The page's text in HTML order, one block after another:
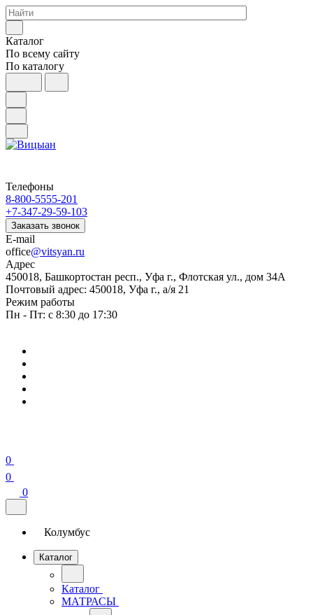
Каталог
По всему сайту
По каталогу
Телефоны
8-800-5555-201
+7-347-29-59-103
Заказать звонок
E-mail
office@vitsyan.ru
Адрес
450018, Башкортостан респ., Уфа г., Флотская ул., дом 34А
Почтовый адрес: 450018, Уфа г., а/я 21
Режим работы
Пн - Пт: с 8:30 до 17:30
0
0
0
Колумбус
Каталог
Каталог
МАТРАСЫ